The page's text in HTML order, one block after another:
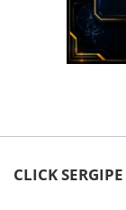
CLICK SERGIPE